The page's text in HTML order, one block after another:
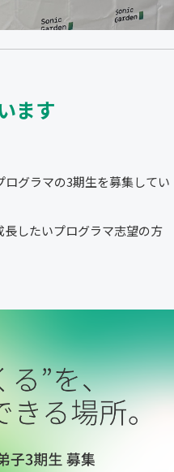
ます
グラマの3期生を募集してい
したいプログラマ志望の方